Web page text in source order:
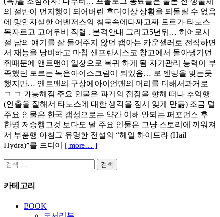
의 절반이 먼지행이 되어버린 후더이상 상황을 되돌릴 수 없음
에 망연자실한 어벤저스의 침묵속에다짜고짜 토르가 타노스
목자르고 고어무비 작렬 . 본격안내 그리고5년뒤… 히어로시
절 남의 얘기를 잘 들어주지 않던 캡아는 카운셀러로 전직하면
서 재능을 낭비하고 마침 샌프란시스코 창고에서 돌아댕기던
쥐때문에 앤트맨이 일상으로 복귀 하게 됨 자기관리 능력이 부
족했던 토르는 녹은아이스크림이 되었음… 로 엔딩을 맞는듯
했지만… 앤트맨의 구상에아이언맨의 머리를 더해서과거로
ㄱ ㄱ 가능해짐 주요 인물은 과거의 접점을 향해 떠나 추억행
(연출을 잘해서 타노스에 대한 생각을 잠시 잊게 만듦) 조금 덜
주요 인물은 한국 갬성으로는 약간 이해 안되는 퍼포먼스 후
한명 저승행그것 보다도 덜 주요 인물은 그냥 스토리에 끼워져
서 부품행 아참그 유명한 전설의 “헤일 하이드라 (Hail
Hydra)”를 드디어 [ more… ]
검
카테고리
BOOK
도서리뷰